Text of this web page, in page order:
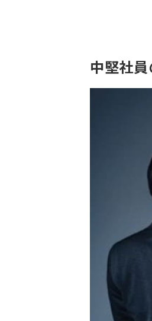
中堅社